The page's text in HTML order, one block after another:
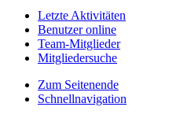
Letzte Aktivitäten
Benutzer online
Team-Mitglieder
Mitgliedersuche
Zum Seitenende
Schnellnavigation